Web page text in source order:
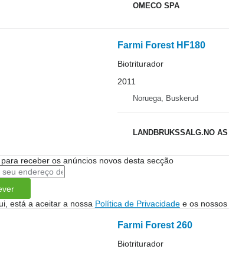
OMECO SPA
Farmi Forest HF180
Biotriturador
2011
Noruega, Buskerud
LANDBRUKSSALG.NO AS
receber os anúncios novos desta secção
está a aceitar a nossa Política de Privacidadee os nossos
Farmi Forest 260
Biotriturador